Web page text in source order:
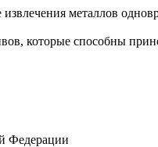
металлов
которые способны
Федерации